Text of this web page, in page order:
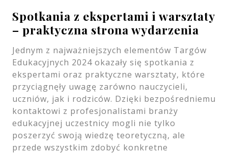
Spotkania z ekspertami i warsztaty
– praktyczna strona wydarzenia
Jednym z najważniejszych elementów Targów
Edukacyjnych 2024 okazały się spotkania z
ekspertami oraz praktyczne warsztaty, które
przyciągnęły uwagę zarówno nauczycieli,
uczniów, jak i rodziców. Dzięki bezpośredniemu
kontaktowi z profesjonalistami branży
edukacyjnej uczestnicy mogli nie tylko
poszerzyć swoją wiedzę teoretyczną, ale
przede wszystkim zdobyć konkretne